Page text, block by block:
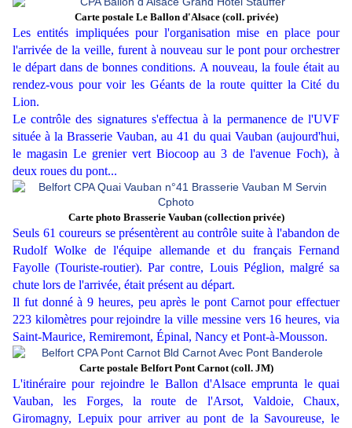
Carte postale Le Ballon d'Alsace (coll. privée)
Les entités impliquées pour l'organisation mise en place pour
l'arrivée de la veille, furent à nouveau sur le pont pour orchestrer
le départ dans de bonnes conditions. A nouveau, la foule était au
rendez-vous pour voir les Géants de la route quitter la Cité du
Lion.
Le contrôle des signatures s'effectua à la permanence de l'UVF
située à la Brasserie Vauban, au 41 du quai Vauban (aujourd'hui,
le magasin Le grenier vert Biocoop au 3 de l'avenue Foch), à
deux roues du pont...
Carte photo Brasserie Vauban (collection privée)
Seuls 61 coureurs se présentèrent au contrôle suite à l'abandon de
Rudolf Wolke de l'équipe allemande et du français Fernand
Fayolle (Touriste-routier). Par contre, Louis Péglion, malgré sa
chute lors de l'arrivée, était présent au départ.
Il fut donné à 9 heures, peu après le pont Carnot pour effectuer
223 kilomètres pour rejoindre la ville messine vers 16 heures, via
Saint-Maurice, Remiremont, Épinal, Nancy et Pont-à-Mousson.
Carte postale Belfort Pont Carnot (coll. JM)
L'itinéraire pour rejoindre le Ballon d'Alsace emprunta le quai
Vauban, les Forges, la route de l'Arsot, Valdoie, Chaux,
Giromagny, Lepuix pour arriver au pont de la Savoureuse, le